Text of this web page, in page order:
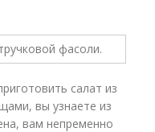
салат из
вы узнаете из
вам непременно